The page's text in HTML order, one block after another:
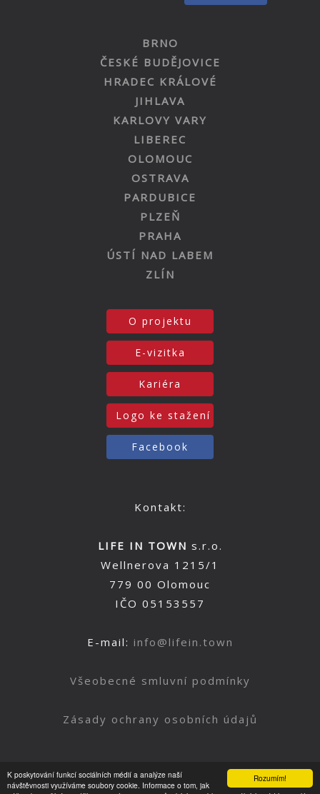
Rozumím!
K poskytování funkcí sociálních médií a analýze naší
návštěvnosti využíváme soubory cookie. Informace o tom, jak
BRNO
ČESKÉ BUDĚJOVICE
HRADEC KRÁLOVÉ
JIHLAVA
KARLOVY VARY
LIBEREC
OLOMOUC
OSTRAVA
PARDUBICE
PLZEŇ
PRAHA
ÚSTÍ NAD LABEM
ZLÍN
O projektu
E-vizitka
Kariéra
Logo ke stažení
Facebook
Kontakt:
LIFE IN TOWN s.r.o.
Wellnerova 1215/1
779 00 Olomouc
IČO 05153557
E-mail: info@lifein.town
Všeobecné smluvní podmínky
Zásady ochrany osobních údajů
Nahoru